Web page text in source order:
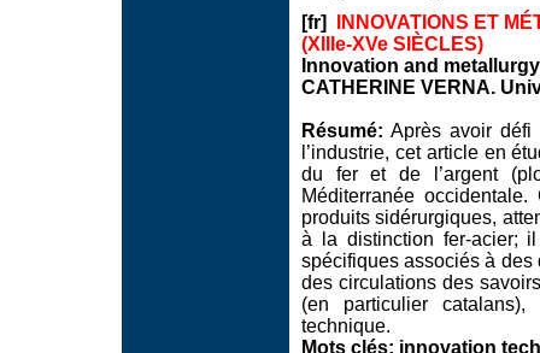
[fr]
INNOVATIONS ET
(XIIIe-XVe SIÈCLES)
Innovation and
CATHERINE VERNA.
Résumé: Après avoir défi
l’industrie, cet article en
du fer et de l’argent
Méditerranée
produits sidérurgiques,
à la distinction fer-acier;
spécifiques associés à des
des circulations des
(en particulier
technique.
Mots clés: innovation